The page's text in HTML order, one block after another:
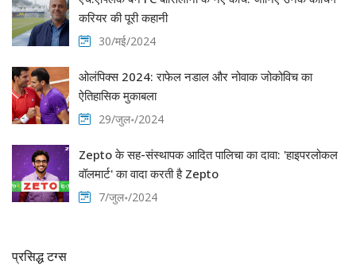
करियर की पूरी कहानी
30/मई/2024
ओलंपिक्स 2024: राफेल नडाल और नोवाक जोकोविच का
ऐतिहासिक मुकाबला
29/जुल॰/2024
Zepto के सह-संस्थापक आदित पालिचा का दावा: 'हाइपरलोकल
वॉलमार्ट' का वादा करती है Zepto
7/जुल॰/2024
प्रसिद्ध टग्स